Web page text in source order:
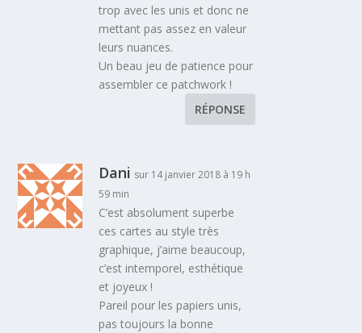
trop avec les unis et donc ne
mettant pas assez en valeur
leurs nuances.
Un beau jeu de patience pour
assembler ce patchwork !
RÉPONSE
Dani sur 14 janvier 2018 à 19 h
59 min
C’est absolument superbe
ces cartes au style très
graphique, j’aime beaucoup,
c’est intemporel, esthétique
et joyeux !
Pareil pour les papiers unis,
pas toujours la bonne